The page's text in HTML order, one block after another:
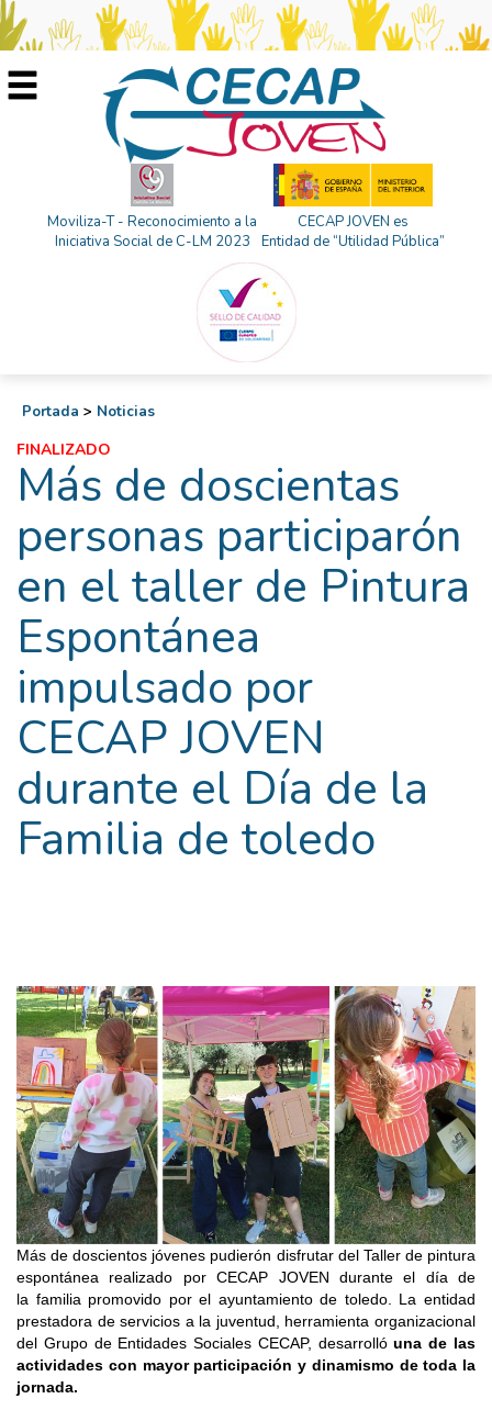
Moviliza-T - Reconocimiento a la
Iniciativa Social de C-LM 2023
CECAP JOVEN es
Entidad de “Utilidad Pública”
Portada > Noticias
FINALIZADO
Más de doscientas
personas participarón
en el taller de Pintura
Espontánea
impulsado por
CECAP JOVEN
durante el Día de la
Familia de toledo
Más de doscientos jóvenes pudierón disfrutar del Taller de pintura
espontánea realizado por CECAP JOVEN durante el día de
la familia promovido por el ayuntamiento de toledo. La entidad
prestadora de servicios a la juventud, herramienta organizacional
del Grupo de Entidades Sociales CECAP, desarrollóuna de las
actividades con mayor participación y dinamismo de toda la
jornada.